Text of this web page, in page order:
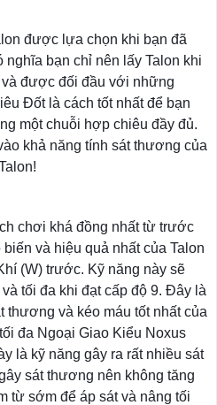
được lựa chọn khi bạn đã
nghĩa bạn chỉ nên lấy Talon khi
được đối đầu với những
Đốt là cách tốt nhất để bạn
một chuỗi hợp chiêu đầy đủ.
khả năng tính sát thương của
chơi khá đồng nhất từ trước
và hiệu quả nhất của Talon
(W) trước. Kỹ năng này sẽ
tối đa khi đạt cấp độ 9. Đây là
thương và kéo máu tốt nhất của
đa Ngoại Giao Kiểu Noxus
là kỹ năng gây ra rất nhiều sát
sát thương nên không tăng
từ sớm để áp sát và nâng tối